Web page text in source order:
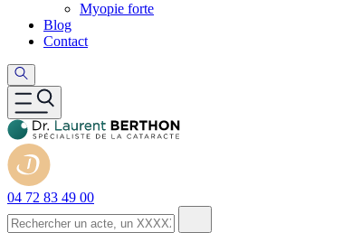
Myopie forte
Blog
Contact
04 72 83 49 00